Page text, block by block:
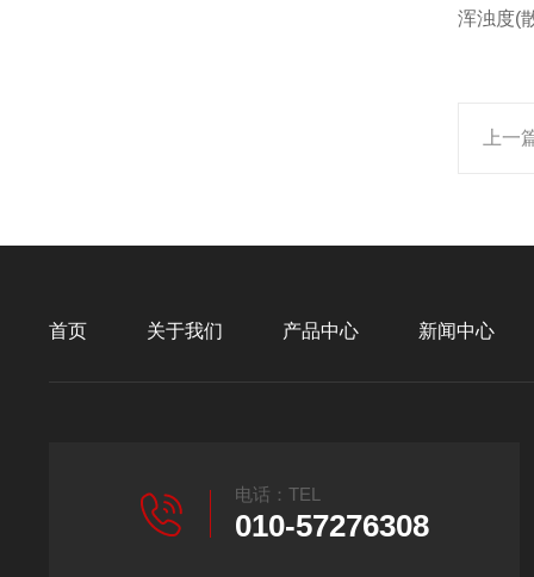
浑浊度(
上一
首页 关于我们 产品中心 新闻中心
电话：TEL
010-57276308